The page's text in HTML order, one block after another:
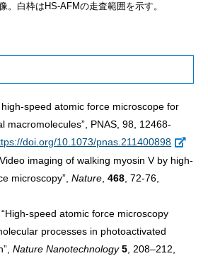
。白枠はHS-AFMの走査範囲を示す。
high-speed atomic force microscope for
macromolecules”, PNAS, 98, 12468-
doi.org/10.1073/pnas.211400898
imaging of walking myosin V by high-
microscopy”,Nature ,468 , 72-76,
speed atomic force microscopy
processes in photoactivated
Nature Nanotechnology5 , 208–212,